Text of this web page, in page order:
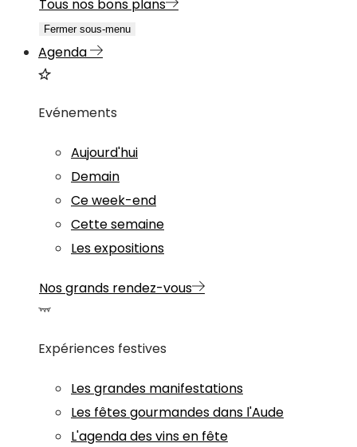
Tous nos bons plans
Fermer sous-menu
Agenda
Evénements
Aujourd'hui
Demain
Ce week-end
Cette semaine
Les expositions
Nos grands rendez-vous
Expériences festives
Les grandes manifestations
Les fêtes gourmandes dans l'Aude
L'agenda des vins en fête